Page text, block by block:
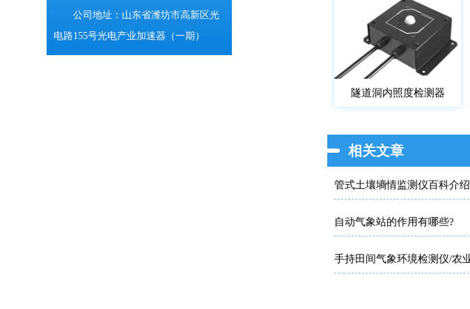
公司地址：山东省潍坊市高新区光
电路155号光电产业加速器（一期）
隧道洞内照度检测器
相关文章
管式土壤墒情监测仪百科介绍
自动气象站的作用有哪些?